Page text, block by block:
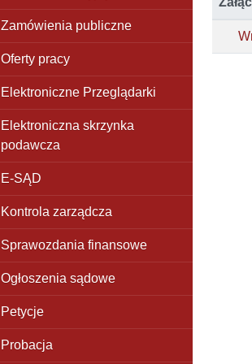
Zamówienia publiczne
Oferty pracy
Elektroniczne Przeglądarki
Elektroniczna skrzynka
podawcza
E-SĄD
Kontrola zarządcza
Sprawozdania finansowe
Ogłoszenia sądowe
Petycje
Probacja